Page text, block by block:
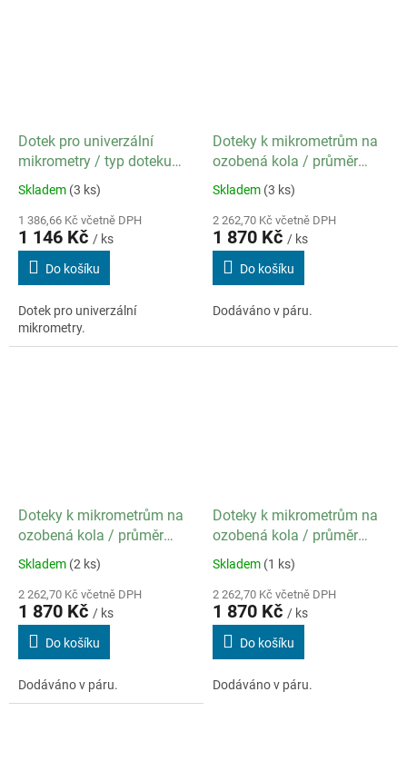
Dotek pro univerzální
mikrometry / typ doteku
Úzký
Skladem (3 ks)
1 386,66 Kč včetně DPH
1 146 Kč / ks
Do košíku
Dotek pro univerzální
mikrometry.
Doteky k mikrometrům na
ozobená kola / průměr
kuličky 1,0 mm / modul 0,6
Skladem (3 ks)
2 262,70 Kč včetně DPH
1 870 Kč / ks
Do košíku
Dodáváno v páru.
Doteky k mikrometrům na
ozobená kola / průměr
kuličky 1,5 mm / modul 0,9
Skladem (2 ks)
2 262,70 Kč včetně DPH
1 870 Kč / ks
Do košíku
Dodáváno v páru.
Doteky k mikrometrům na
ozobená kola / průměr
kuličky 2,0 mm / modul
Skladem (1 ks)
2 262,70 Kč včetně DPH
1 870 Kč / ks
Do košíku
Dodáváno v páru.